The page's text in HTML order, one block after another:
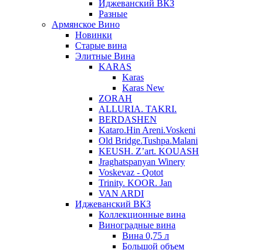
Иджеванский ВКЗ
Разные
Армянское Вино
Новинки
Старые вина
Элитные Вина
KARAS
Karas
Karas New
ZORAH
ALLURIA. TAKRI.
BERDASHEN
Kataro.Hin Areni.Voskeni
Old Bridge.Tushpa.Malani
KEUSH. Z’art. KOUASH
Jraghatspanyan Winery
Voskevaz - Qotot
Trinity. KOOR. Jan
VAN ARDI
Иджеванский ВКЗ
Коллекционные вина
Виноградные вина
Вина 0,75 л
Большой объем